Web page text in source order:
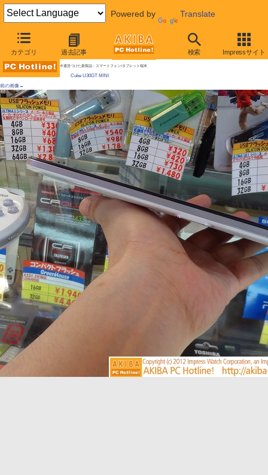
Powered by Translate
カテゴリ 過去記事 検索 Impressサイト
AKIBA PC Hotline!
[拡大画像]Windows 8風のAndroidタブレットが発売 / 「Metro」似のホーム画面
今週見つけた新製品：スマートフォン/タブレット端末
Cube U30GT MINI
前の画像←